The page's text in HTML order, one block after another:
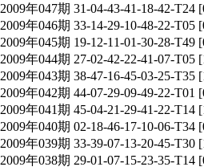
2009年047期 31-04-43-41-18-42-
2009年046期 33-14-29-10-48-22-
2009年045期 19-12-11-01-30-28-
2009年044期 27-02-42-22-41-07-
2009年043期 38-47-16-45-03-25-
2009年042期 44-07-29-09-49-22-
2009年041期 45-04-21-29-41-22-
2009年040期 02-18-46-17-10-06-
2009年039期 33-39-07-13-20-45-
2009年038期 29-01-07-15-23-35-